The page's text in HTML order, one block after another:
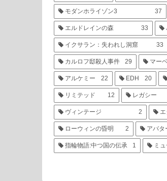
モダンホライゾン3 37
エルドレインの森 33
イクサラン：失われし洞窟 33
カルロフ邸殺人事件 29 マー
アルケミー 22 EDH 20
リミテッド 12 レガシー
ヴィンテージ 2 エ
ローウィンの昏明 2 アバタ
指輪物語:中つ国の伝承 1 ミュ